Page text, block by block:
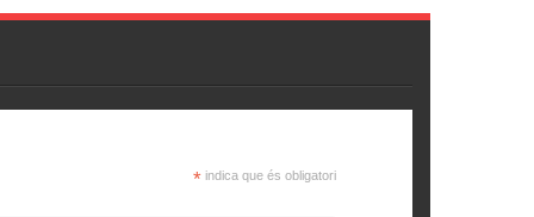
* indica que és obligatori